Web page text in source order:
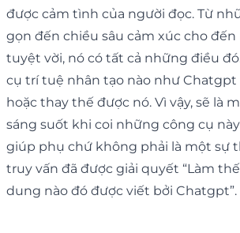
được cảm tình của người đọc. Từ
gọn đến chiều sâu cảm xúc cho
tuyệt vời, nó có tất cả những điều
cụ trí tuệ nhân tạo nào như Chatgpt
hoặc thay thế được nó. Vì vậy, sẽ là
sáng suốt khi coi những công cụ
giúp phụ chứ không phải là một sự
truy vấn đã được giải quyết “Làm
dung nào đó được viết bởi Chatgpt”.